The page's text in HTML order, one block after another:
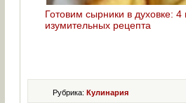
Готовим сырники в духовке: 4
изумительных рецепта
Рубрика:Кулинария